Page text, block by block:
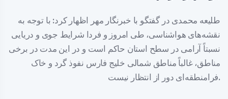
طلیعه محمدی در گفتگو با خبرنگار مهر اظهار کرد: با توجه به
نقشه‌های هواشناسی، طی امروز و فردا شرایط جوی و دریایی
نسبتاً آرامی در سطح استان حاکم است و در این مدت در برخی
مناطق، غالباً مناطق شمالی خلیج فارس نفوذ گرد و خاک
فرامنطقه‌ای دور از انتظار نیست.